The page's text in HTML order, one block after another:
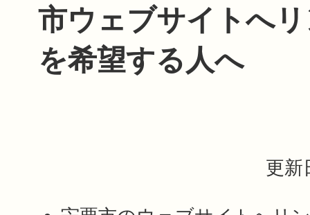
市ウェブサイトへ
を希望する人へ
更新